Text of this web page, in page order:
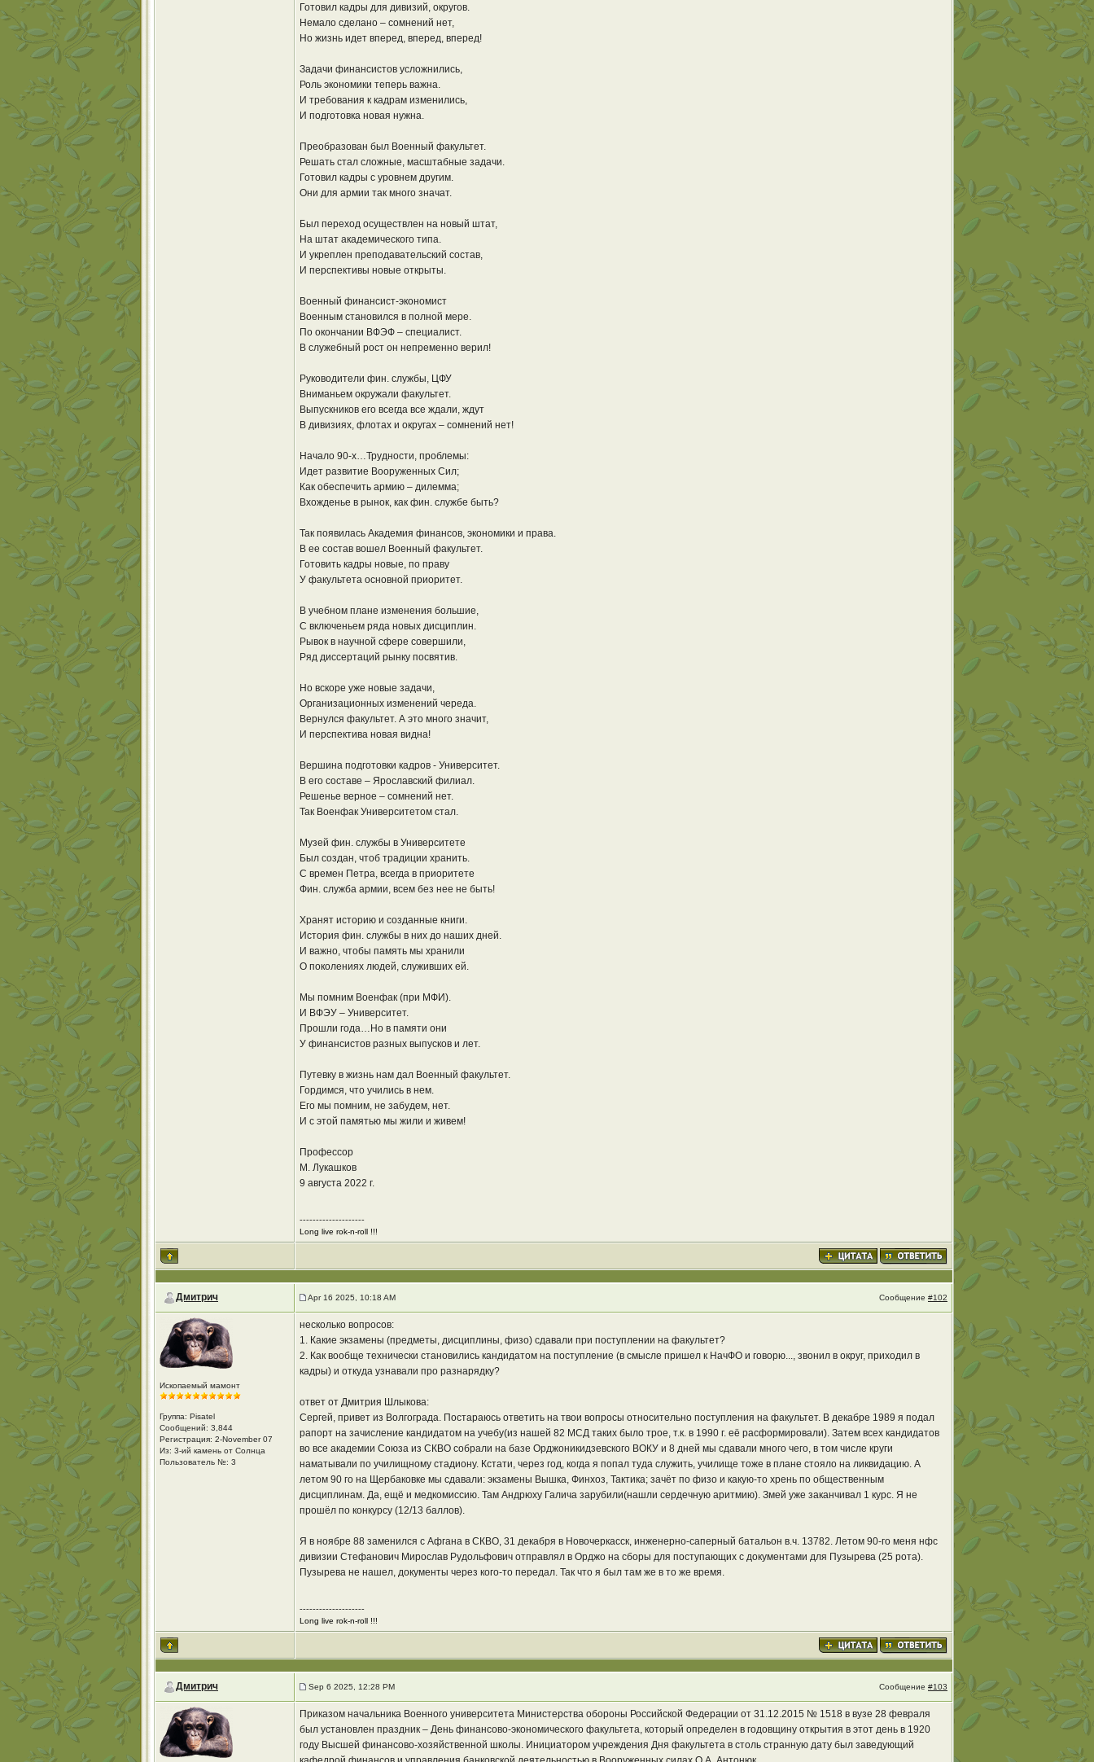
Готовил кадры для дивизий, округов.
Немало сделано – сомнений нет,
Но жизнь идет вперед, вперед, вперед!
Задачи финансистов усложнились,
Роль экономики теперь важна.
И требования к кадрам изменились,
И подготовка новая нужна.
Преобразован был Военный факультет.
Решать стал сложные, масштабные задачи.
Готовил кадры с уровнем другим.
Они для армии так много значат.
Был переход осуществлен на новый штат,
На штат академического типа.
И укреплен преподавательский состав,
И перспективы новые открыты.
Военный финансист-экономист
Военным становился в полной мере.
По окончании ВФЭФ – специалист.
В служебный рост он непременно верил!
Руководители фин. службы, ЦФУ
Вниманьем окружали факультет.
Выпускников его всегда все ждали, ждут
В дивизиях, флотах и округах – сомнений нет!
Начало 90-х…Трудности, проблемы:
Идет развитие Вооруженных Сил;
Как обеспечить армию – дилемма;
Вхожденье в рынок, как фин. службе быть?
Так появилась Академия финансов, экономики и права.
В ее состав вошел Военный факультет.
Готовить кадры новые, по праву
У факультета основной приоритет.
В учебном плане изменения большие,
С включеньем ряда новых дисциплин.
Рывок в научной сфере совершили,
Ряд диссертаций рынку посвятив.
Но вскоре уже новые задачи,
Организационных изменений череда.
Вернулся факультет. А это много значит,
И перспектива новая видна!
Вершина подготовки кадров - Университет.
В его составе – Ярославский филиал.
Решенье верное – сомнений нет.
Так Военфак Университетом стал.
Музей фин. службы в Университете
Был создан, чтоб традиции хранить.
С времен Петра, всегда в приоритете
Фин. служба армии, всем без нее не быть!
Хранят историю и созданные книги.
История фин. службы в них до наших дней.
И важно, чтобы память мы хранили
О поколениях людей, служивших ей.
Мы помним Военфак (при МФИ).
И ВФЭУ – Университет.
Прошли года…Но в памяти они
У финансистов разных выпусков и лет.
Путевку в жизнь нам дал Военный факультет.
Гордимся, что учились в нем.
Его мы помним, не забудем, нет.
И с этой памятью мы жили и живем!
Профессор
М. Лукашков
9 августа 2022 г.
--------------------
Long live rok-n-roll !!!
Дмитрич Apr 16 2025, 10:18 AM Сообщение #102
Ископаемый мамонт
Группа: Pisatel
Сообщений: 3,844
Регистрация: 2-November 07
Из: 3-ий камень от Солнца
Пользователь №: 3
несколько вопросов:
1. Какие экзамены (предметы, дисциплины, физо) сдавали при поступлении на факультет?
2. Как вообще технически становились кандидатом на поступление (в смысле пришел к НачФО и говорю..., звонил в округ, приходил в
кадры) и откуда узнавали про разнарядку?
ответ от Дмитрия Шлыкова:
Сергей, привет из Волгограда. Постараюсь ответить на твои вопросы относительно поступления на факультет. В декабре 1989 я подал
рапорт на зачисление кандидатом на учебу(из нашей 82 МСД таких было трое, т.к. в 1990 г. её расформировали). Затем всех кандидатов
во все академии Союза из СКВО собрали на базе Орджоникидзевского ВОКУ и 8 дней мы сдавали много чего, в том числе круги
наматывали по училищному стадиону. Кстати, через год, когда я попал туда служить, училище тоже в плане стояло на ликвидацию. А
летом 90 го на Щербаковке мы сдавали: экзамены Вышка, Финхоз, Тактика; зачёт по физо и какую-то хрень по общественным
дисциплинам. Да, ещё и медкомиссию. Там Андрюху Галича зарубили(нашли сердечную аритмию). Змей уже заканчивал 1 курс. Я не
прошёл по конкурсу (12/13 баллов).
Я в ноябре 88 заменился с Афгана в СКВО, 31 декабря в Новочеркасск, инженерно-саперный батальон в.ч. 13782. Летом 90-го меня нфс
дивизии Стефанович Мирослав Рудольфович отправлял в Орджо на сборы для поступающих с документами для Пузырева (25 рота).
Пузырева не нашел, документы через кого-то передал. Так что я был там же в то же время.
--------------------
Long live rok-n-roll !!!
Дмитрич Sep 6 2025, 12:28 PM Сообщение #103
Приказом начальника Военного университета Министерства обороны Российской Федерации от 31.12.2015 № 1518 в вузе 28 февраля
был установлен праздник – День финансово-экономического факультета, который определен в годовщину открытия в этот день в 1920
году Высшей финансово-хозяйственной школы. Инициатором учреждения Дня факультета в столь странную дату был заведующий